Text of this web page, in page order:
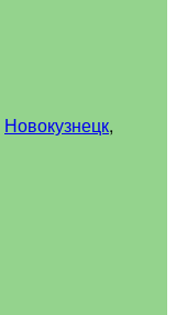
Новокузнецк,